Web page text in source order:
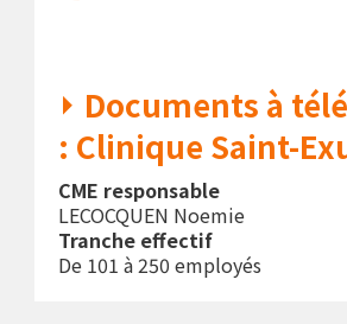
Documents à
: Clinique Saint-
CME responsable
LECOCQUEN Noemie
Tranche effectif
De 101 à 250 employés